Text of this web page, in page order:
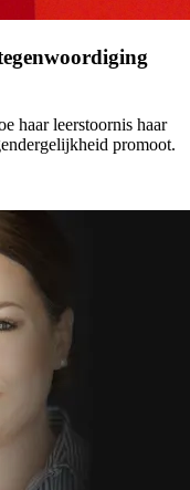
haar leerstoornis haar
promoot.